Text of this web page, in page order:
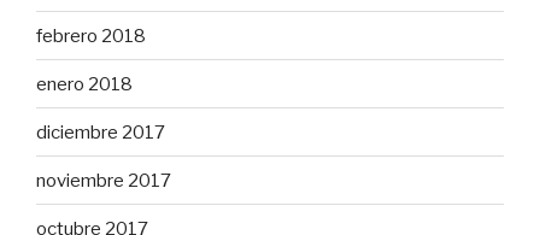
febrero 2018
enero 2018
diciembre 2017
noviembre 2017
octubre 2017